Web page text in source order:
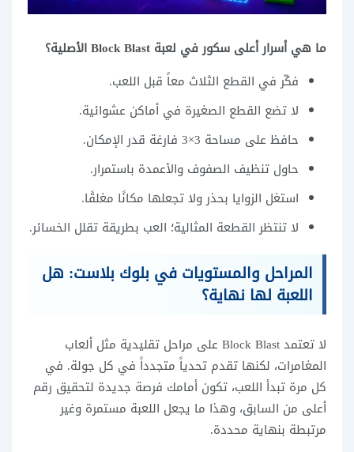
ما هي أسرار أعلى سكور في لعبة Block Blast الأصلية؟
فكّر في القطع الثلاث معاً قبل اللعب.
لا تضع القطع الصغيرة في أماكن عشوائية.
حافظ على مساحة 3×3 فارغة قدر الإمكان.
حاول تنظيف الصفوف والأعمدة باستمرار.
استغل الزوايا بحذر ولا تجعلها مكانًا مغلقًا.
لا تنتظر القطعة المثالية؛ العب بطريقة تقلل الخسائر.
المراحل والمستويات في بلوك بلاست: هل
اللعبة لها نهاية؟
لا تعتمد Block Blast على مراحل تقليدية مثل ألعاب
المغامرات، لكنها تقدم تحدياً متجدداً في كل جولة. في
كل مرة تبدأ اللعب، تكون أمامك فرصة جديدة لتحقيق رقم
أعلى من السابق، وهذا ما يجعل اللعبة مستمرة وغير
مرتبطة بنهاية محددة.